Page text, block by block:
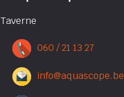
Taverne
060 / 21 13 27
info@aquascope.be